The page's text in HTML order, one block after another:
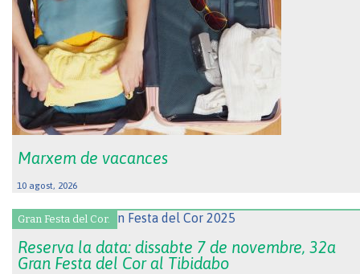
Marxem de vacances
10 agost, 2026
Gran Festa del Cor.
Reserva la data: dissabte 7 de novembre, 32a
Gran Festa del Cor al Tibidabo